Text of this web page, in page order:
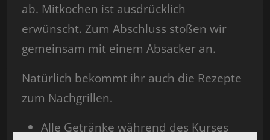
ab. Mitkochen ist ausdrücklich
erwünscht. Zum Abschluss stoßen wir
gemeinsam mit einem Absacker an.
Natürlich bekommt ihr auch die Rezepte
zum Nachgrillen.
Alle Getränke während des Kurses